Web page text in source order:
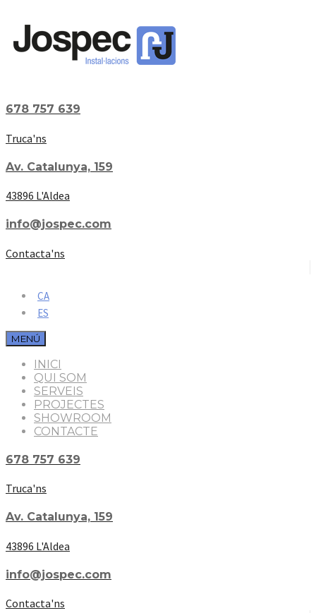
678 757 639
Truca'ns
Av. Catalunya, 159
43896 L'Aldea
info@jospec.com
Contacta'ns
CA
ES
MENÚ
INICI
QUI SOM
SERVEIS
PROJECTES
SHOWROOM
CONTACTE
678 757 639
Truca'ns
Av. Catalunya, 159
43896 L'Aldea
info@jospec.com
Contacta'ns